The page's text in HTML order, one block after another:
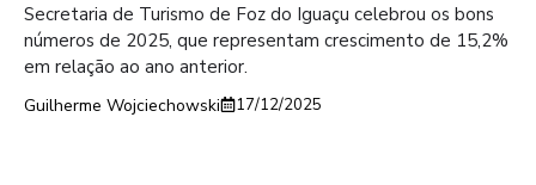
Secretaria de Turismo de Foz do Iguaçu celebrou os bons
números de 2025, que representam crescimento de 15,2%
em relação ao ano anterior.
Guilherme Wojciechowski 17/12/2025